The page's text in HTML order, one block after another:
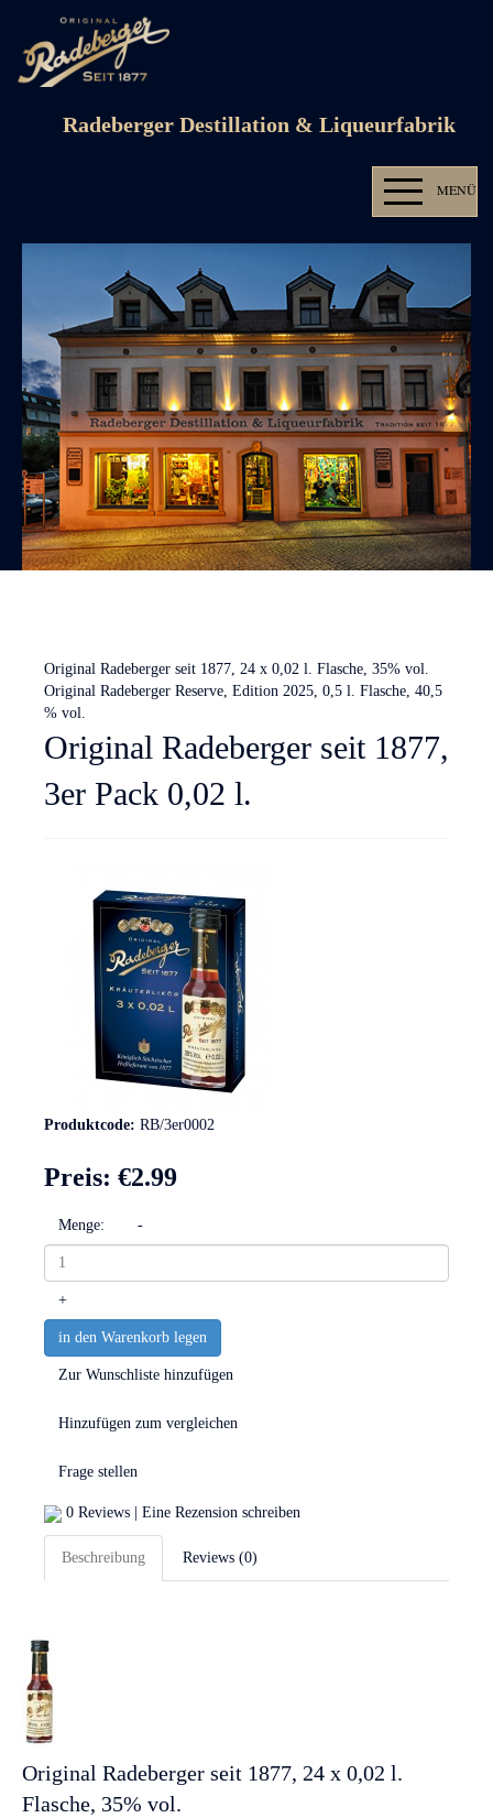
Radeberger Destillation & Liqueurfabrik
MENÜ
Original Radeberger seit 1877, 24 x 0,02 l. Flasche, 35% vol.
Original Radeberger Reserve, Edition 2025, 0,5 l. Flasche, 40,5
% vol.
Original Radeberger seit 1877,
3er Pack 0,02 l.
Produktcode: RB/3er0002
Preis: €2.99
Menge: -
+
in den Warenkorb legen
Zur Wunschliste hinzufügen
Hinzufügen zum vergleichen
Frage stellen
0 Reviews Eine Rezension schreiben
Beschreibung Reviews (0)
Original Radeberger seit 1877, 24 x 0,02 l.
Flasche, 35% vol.